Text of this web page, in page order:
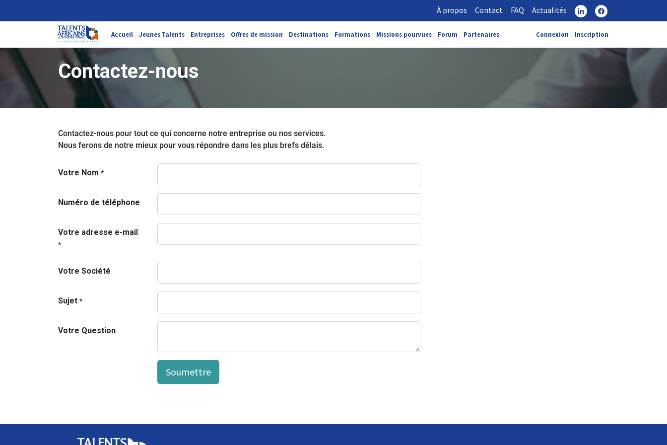
À propos Contact FAQ Actualités
Accueil Jeunes Talents Entreprises Offres de mission Destinations Formations Missions pourvues Forum Partenaires Connexion Inscription
Contactez-nous
Contactez-nous pour tout ce qui concerne notre entreprise ou nos services.
Nous ferons de notre mieux pour vous répondre dans les plus brefs délais.
Votre Nom *
Numéro de téléphone
Votre adresse e-mail
*
Votre Société
Sujet *
Votre Question
Soumettre